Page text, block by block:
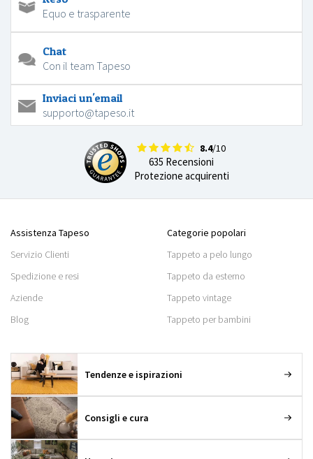
Equo e trasparente
Chat
Con il team Tapeso
Inviaci un'email
supporto@tapeso.it
8.4/10
635 Recensioni
Protezione acquirenti
Assistenza Tapeso
Servizio Clienti
Spedizione e resi
Aziende
Blog
Categorie popolari
Tappeto a pelo lungo
Tappeto da esterno
Tappeto vintage
Tappeto per bambini
Tendenze e ispirazioni
Consigli e cura